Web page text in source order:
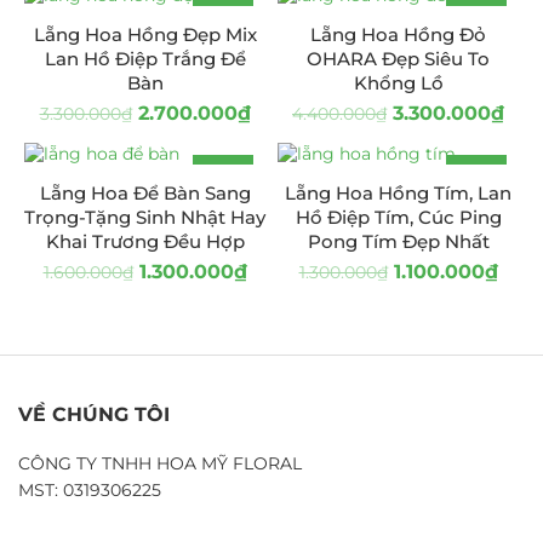
-18%
HOT
Lẵng Hoa Hồng Đẹp Mix
Lan Hồ Điệp Trắng Để
Bàn
3.300.000₫ 2.700.000₫
-25%
Lẵng Hoa Hồng Đỏ
OHARA Đẹp Siêu To
Khổng Lồ
4.400.000₫ 3.300.000₫
-19%
Lẵng Hoa Để Bàn Sang
Trọng-Tặng Sinh Nhật Hay
Khai Trương Đều Hợp
1.600.000₫ 1.300.000₫
-15%
Lẵng Hoa Hồng Tím, Lan
Hồ Điệp Tím, Cúc Ping
Pong Tím Đẹp Nhất
1.300.000₫ 1.100.000₫
VỀ CHÚNG TÔI
CÔNG TY TNHH HOA MỸ FLORAL
MST: 0319306225